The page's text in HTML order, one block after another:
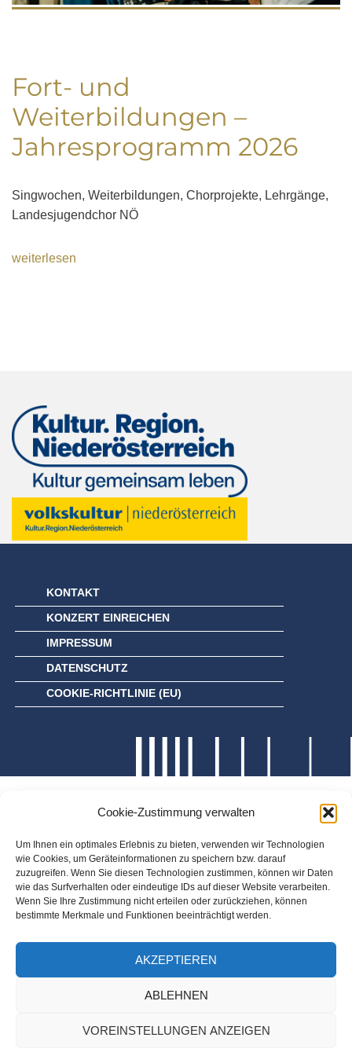
Cookie-Zustimmung verwalten
Um Ihnen ein optimales Erlebnis zu bieten, verwenden wir Technologien
wie Cookies, um Geräteinformationen zu speichern bzw. darauf
zuzugreifen. Wenn Sie diesen Technologien zustimmen, können wir Daten
wie das Surfverhalten oder eindeutige IDs auf dieser Website verarbeiten.
Wenn Sie Ihre Zustimmung nicht erteilen oder zurückziehen, können
bestimmte Merkmale und Funktionen beeinträchtigt werden.
AKZEPTIEREN
ABLEHNEN
VOREINSTELLUNGEN ANZEIGEN
Fort- und
Weiterbildungen –
Jahresprogramm 2026
Singwochen, Weiterbildungen, Chorprojekte, Lehrgänge,
Landesjugendchor NÖ
weiterlesen
KONTAKT
KONZERT EINREICHEN
IMPRESSUM
DATENSCHUTZ
COOKIE-RICHTLINIE (EU)